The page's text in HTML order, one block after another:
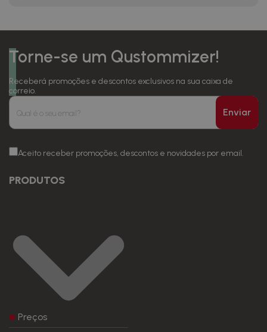
Torne-se um Qustommizer!
Receberá promoções e descontos exclusivos na sua caixa de
correio.
Enviar
Aceito receber promoções, descontos e novidades por email.
PRODUTOS
Preços